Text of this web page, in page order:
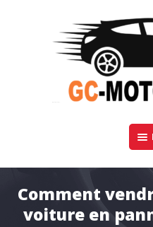
BLOG
Comment
voiture en